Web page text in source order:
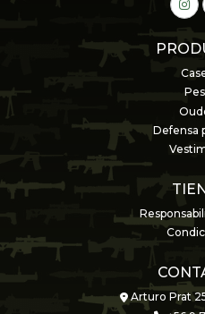
Defensa
Arturo Prat